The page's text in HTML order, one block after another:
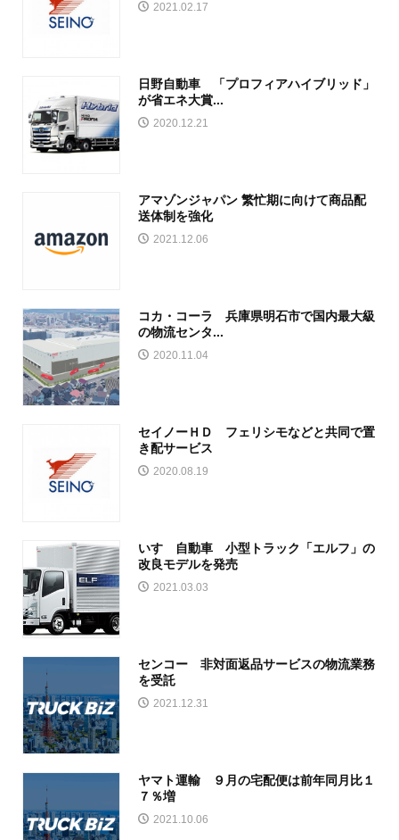
2021.02.17
日野自動車 「プロフィアハイブリッド」
が省エネ大賞...
2020.12.21
アマゾンジャパン 繁忙期に向けて商品配
送体制を強化
2021.12.06
コカ・コーラ 兵庫県明石市で国内最大級
の物流センタ...
2020.11.04
セイノーＨＤ フェリシモなどと共同で置
き配サービス
2020.08.19
いすゞ自動車 小型トラック「エルフ」の
改良モデルを発売
2021.03.03
センコー 非対面返品サービスの物流業務
を受託
2021.12.31
ヤマト運輸 ９月の宅配便は前年同月比１
７％増
2021.10.06